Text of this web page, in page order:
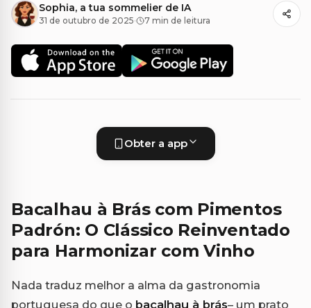
Sophia, a tua sommelier de IA
31 de outubro de 2025· 7 min de leitura
Obter a app
Bacalhau à Brás com Pimentos
Padrón: O Clássico Reinventado
para Harmonizar com Vinho
Nada traduz melhor a alma da gastronomia
portuguesa do que o bacalhau à brás– um prato